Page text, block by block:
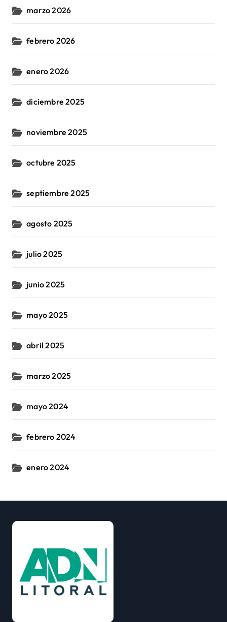
marzo 2026
febrero 2026
enero 2026
diciembre 2025
noviembre 2025
octubre 2025
septiembre 2025
agosto 2025
julio 2025
junio 2025
mayo 2025
abril 2025
marzo 2025
mayo 2024
febrero 2024
enero 2024